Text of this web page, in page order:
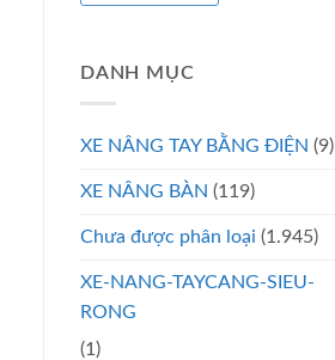
DANH MỤC
XE NÂNG TAY BẰNG ĐIỆN (9)
XE NÂNG BÀN (119)
Chưa được phân loại (1.945)
XE-NANG-TAYCANG-SIEU-
RONG
(1)